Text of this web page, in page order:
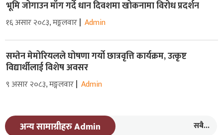
भूमि जोगाउन माँग गर्दे धान दिवशमा खोकनामा विरोध प्रदर्शन
१६ असार २०८३, मङ्गलवार Admin
सम्तेन मेमोरियलले घोषणा गर्यो छात्रवृत्ति कार्यक्रम, उत्कृष्ट
विद्यार्थीलाई विशेष अवसर
९ असार २०८३, मङ्गलवार Admin
अन्य सामाग्रीहरु Admin सबै...